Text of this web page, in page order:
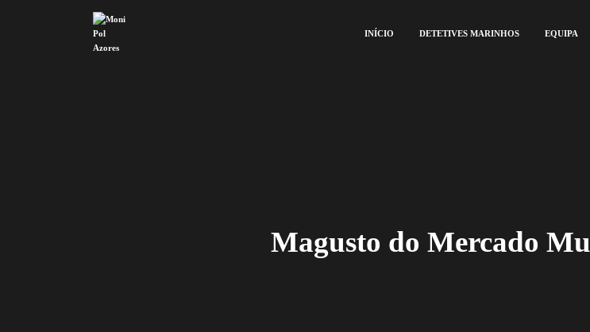
INÍCIO DETETIVES MARINHOS EQUIPA
Magusto do Mercado